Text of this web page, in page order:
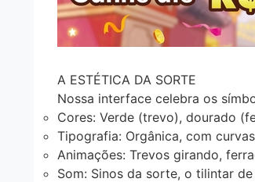
A ESTÉTICA DA SORTE
Nossa interface celebra os
Cores: Verde (trevo), dourado
Tipografia: Orgânica, com
Animações: Trevos girando,
Som: Sinos da sorte, o tilintar